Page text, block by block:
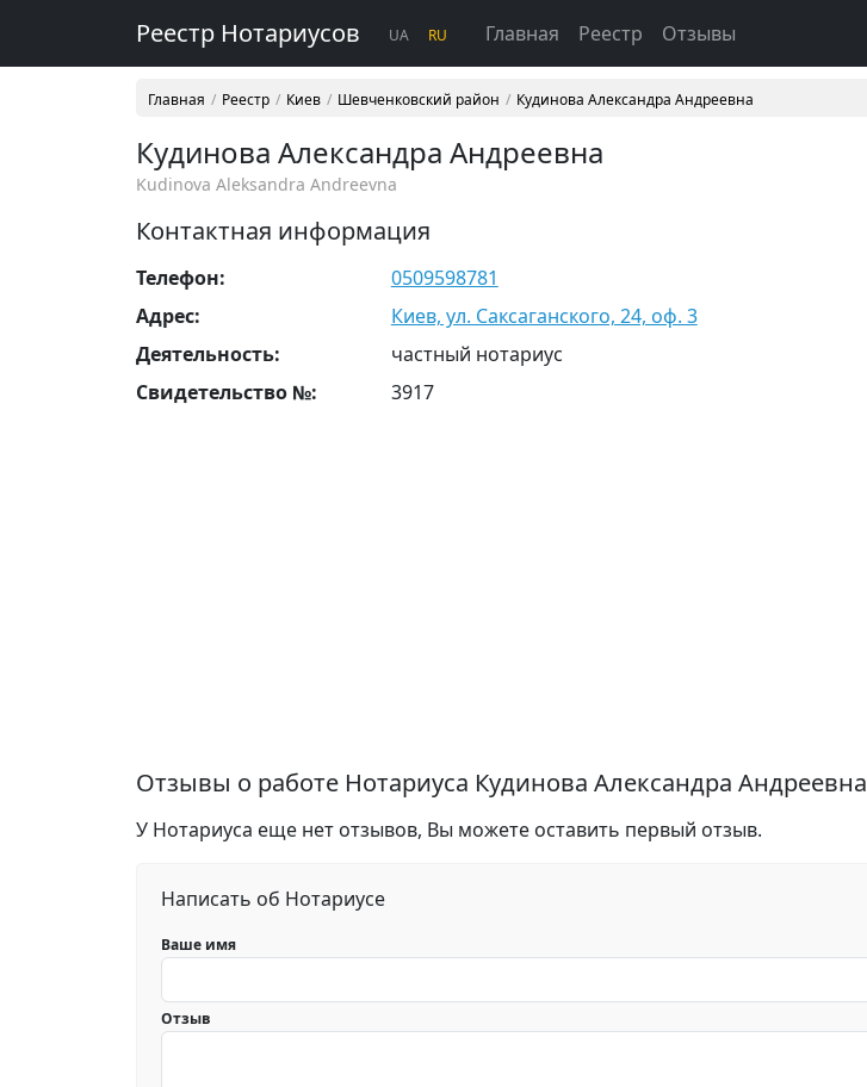
Реестр Нотариусов UA RU Главная Реестр Отзывы
Главная Реестр Киев Шевченковский район Кудинова Александра Андреевна
Кудинова Александра Андреевна
Kudinova Aleksandra Andreevna
Контактная информация
Телефон:
0509598781
Адрес:
Киев, ул. Саксаганского, 24, оф. 3
Деятельность:
частный нотариус
Свидетельство №:
3917
Отзывы о работе Нотариуса Кудинова Александра Андреевна
У Нотариуса еще нет отзывов, Вы можете оставить первый отзыв.
Написать об Нотариусе
Ваше имя
Отзыв